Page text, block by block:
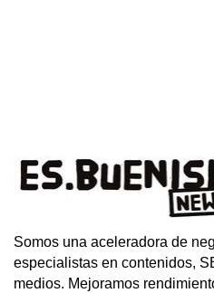
Somos una aceleradora de
especialistas en contenidos,
medios. Mejoramos